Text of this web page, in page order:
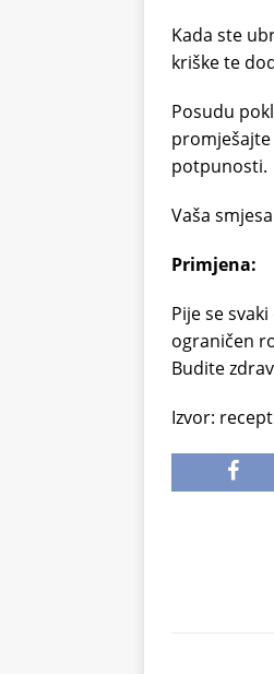
Kada ste
kriške te
Posudu
potpunosti.
Vaša
Primjena:
Pije se
ograničen
Budite
Izvor: